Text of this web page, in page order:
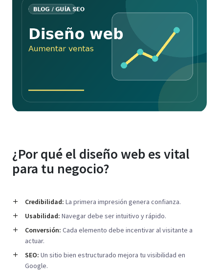
¿Por qué el diseño web es vital
para tu negocio?
Credibilidad: La primera impresión genera confianza.
Usabilidad: Navegar debe ser intuitivo y rápido.
Conversión: Cada elemento debe incentivar al visitante a
actuar.
SEO: Un sitio bien estructurado mejora tu visibilidad en
Google.